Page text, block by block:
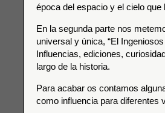
época del espacio y el cielo
En la segunda parte nos
universal y única, “El
Influencias, ediciones,
largo de la historia.
Para acabar os contamos
como influencia para